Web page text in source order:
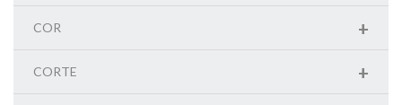
+
COR
+
CORTE